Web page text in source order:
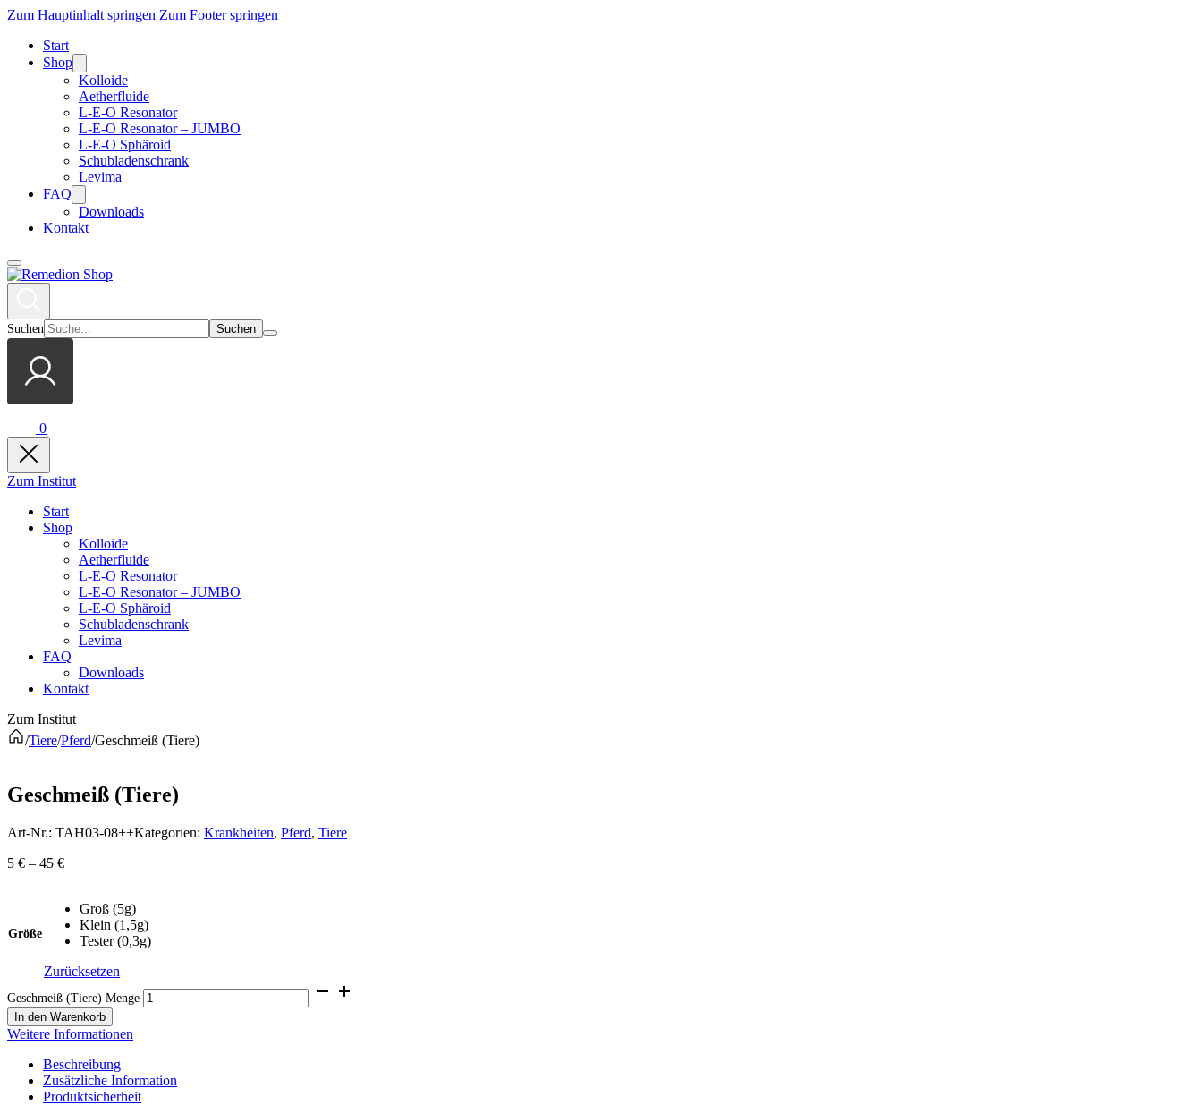
Zum Hauptinhalt springen Zum Footer springen
Start
Shop
Kolloide
Aetherfluide
L-E-O Resonator
L-E-O Resonator – JUMBO
L-E-O Sphäroid
Schubladenschrank
Levima
FAQ
Downloads
Kontakt
Suchen
0
Zum Institut
Start
Shop
Kolloide
Aetherfluide
L-E-O Resonator
L-E-O Resonator – JUMBO
L-E-O Sphäroid
Schubladenschrank
Levima
FAQ
Downloads
Kontakt
Zum Institut
/Tiere/Pferd/Geschmeiß (Tiere)
Geschmeiß (Tiere)
Art-Nr.: TAH03-08++Kategorien: Krankheiten, Pferd, Tiere
5 € – 45 €
Größe
Groß (5g)
Klein (1,5g)
Tester (0,3g)
Zurücksetzen
Geschmeiß (Tiere) Menge
In den Warenkorb
Weitere Informationen
Beschreibung
Zusätzliche Information
Produktsicherheit